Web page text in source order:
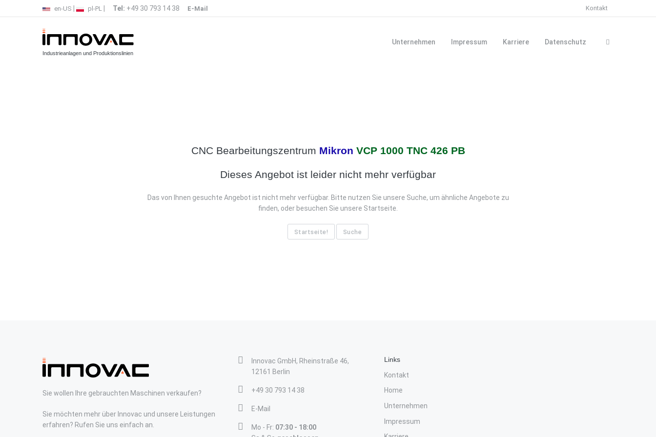
en-US pl-PL Tel: +49 30 793 14 38 E-Mail Kontakt
Industrieanlagen und Produktionslinien
Unternehmen Impressum Karriere Datenschutz
CNC Bearbeitungszentrum Mikron VCP 1000 TNC 426 PB
Dieses Angebot ist leider nicht mehr verfügbar
Das von Ihnen gesuchte Angebot ist nicht mehr verfügbar. Bitte nutzen Sie unsere Suche, um ähnliche Angebote zu
finden, oder besuchen Sie unsere Startseite.
Startseite! Suche
Sie wollen Ihre gebrauchten Maschinen verkaufen?
Sie möchten mehr über Innovac und unsere Leistungen
erfahren? Rufen Sie uns einfach an.
Innovac GmbH, Rheinstraße 46,
12161 Berlin
+49 30 793 14 38
E-Mail
Mo - Fr: 07:30 - 18:00
Links
Kontakt
Home
Unternehmen
Impressum